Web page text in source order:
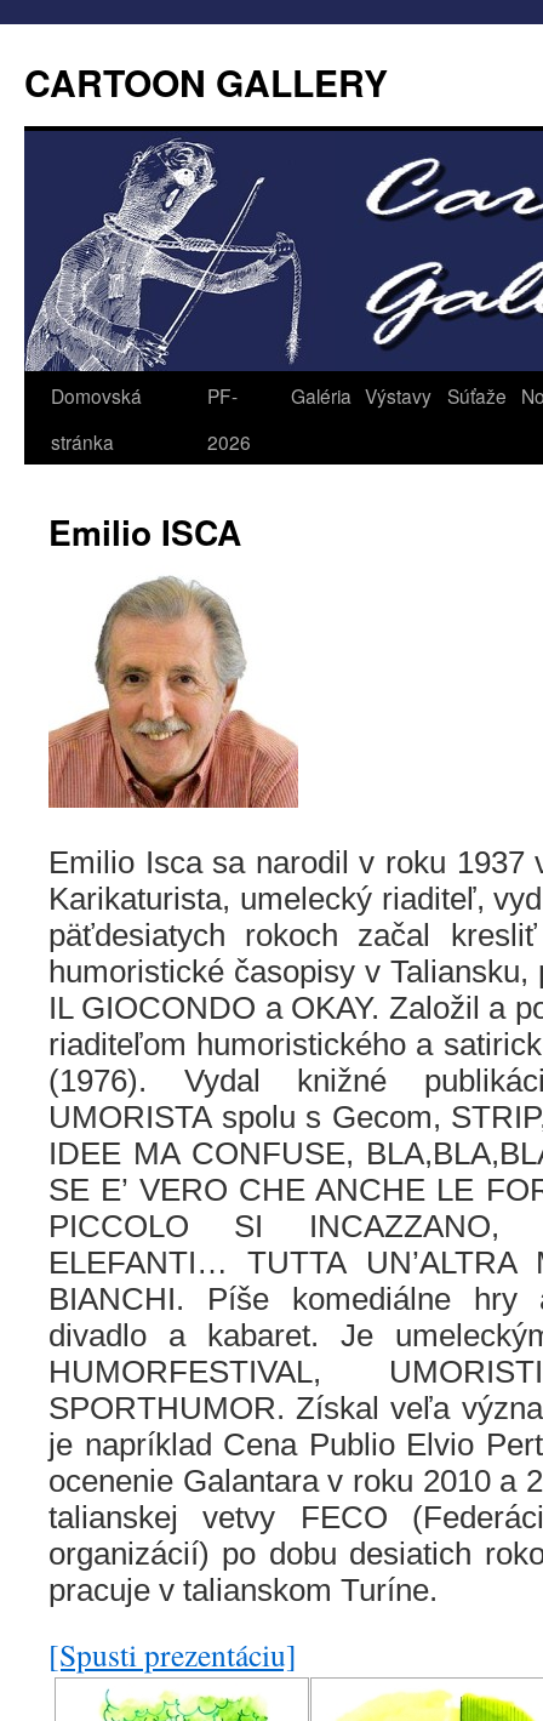
CARTOON GALLERY
Domovská
stránka
PF-
2026
Galéria Výstavy Súťaže
Emilio ISCA
Emilio Isca sa narodil v roku 1937
Karikaturista, umelecký riaditeľ,
päťdesiatych rokoch začal
humoristické časopisy v
IL GIOCONDO a OKAY. Založil a
riaditeľom humoristického a
(1976). Vydal knižné
UMORISTA spolu s Gecom,
IDEE MA CONFUSE,
SE E’ VERO CHE ANCHE LE
PICCOLO SI INCAZZANO,
ELEFANTI… TUTTA
BIANCHI. Píše komediálne hry
divadlo a kabaret. Je
HUMORFESTIVAL,
SPORTHUMOR. Získal veľa
je napríklad Cena Publio Elvio
ocenenie Galantara v roku 2010 a
talianskej vetvy FECO
organizácií) po dobu desiatich
pracuje v talianskom Turíne.
[Spusti prezentáciu]